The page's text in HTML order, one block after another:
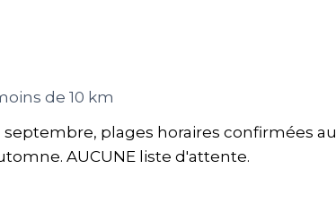
de 10 km
plages horaires confirmées au
AUCUNE liste d'attente.